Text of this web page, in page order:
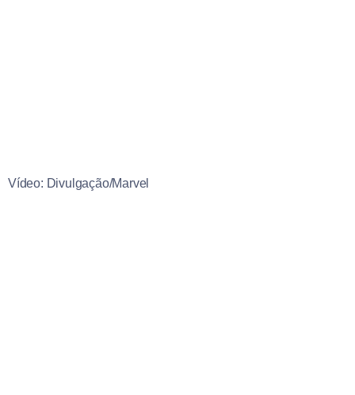
Vídeo: Divulgação/Marvel